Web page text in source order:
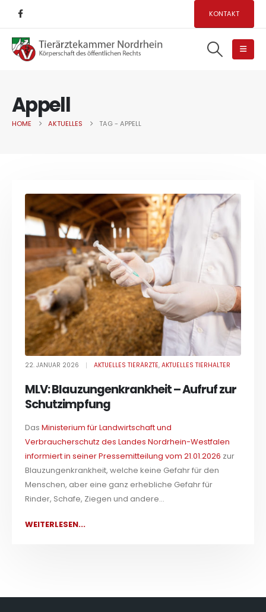
KONTAKT
Appell
HOME AKTUELLES TAG - APPELL
22. JANUAR 2026 AKTUELLES TIERÄRZTE,AKTUELLES TIERHALTER
MLV: Blauzungenkrankheit – Aufruf zur
Schutzimpfung
DasMinisterium für Landwirtschaft und
Verbraucherschutz des Landes Nordrhein-Westfalen
informiert in seiner Pressemitteilung vom 21.01.2026 zur
Blauzungenkrankheit, welche keine Gefahr für den
Menschen, aber eine ganz erhebliche Gefahr für
Rinder, Schafe, Ziegen und andere...
WEITERLESEN...